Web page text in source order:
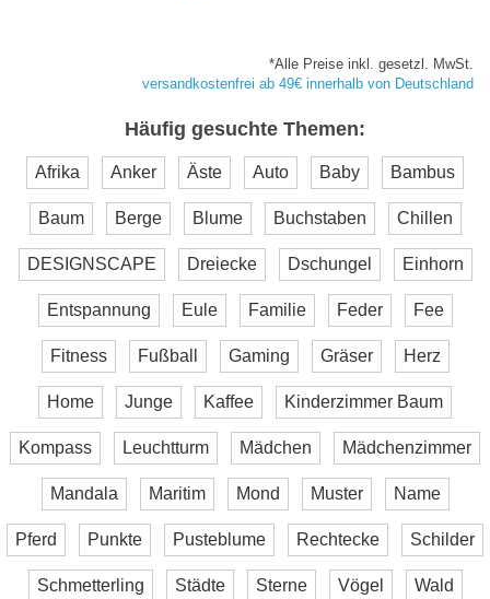
*Alle Preise inkl. gesetzl. MwSt.
versandkostenfrei ab 49€ innerhalb von Deutschland
Häufig gesuchte Themen:
Afrika Anker Äste Auto Baby Bambus
Baum Berge Blume Buchstaben Chillen
DESIGNSCAPE Dreiecke Dschungel Einhorn
Entspannung Eule Familie Feder Fee
Fitness Fußball Gaming Gräser Herz
Home Junge Kaffee Kinderzimmer Baum
Kompass Leuchtturm Mädchen Mädchenzimmer
Mandala Maritim Mond Muster Name
Pferd Punkte Pusteblume Rechtecke Schilder
Schmetterling Städte Sterne Vögel Wald